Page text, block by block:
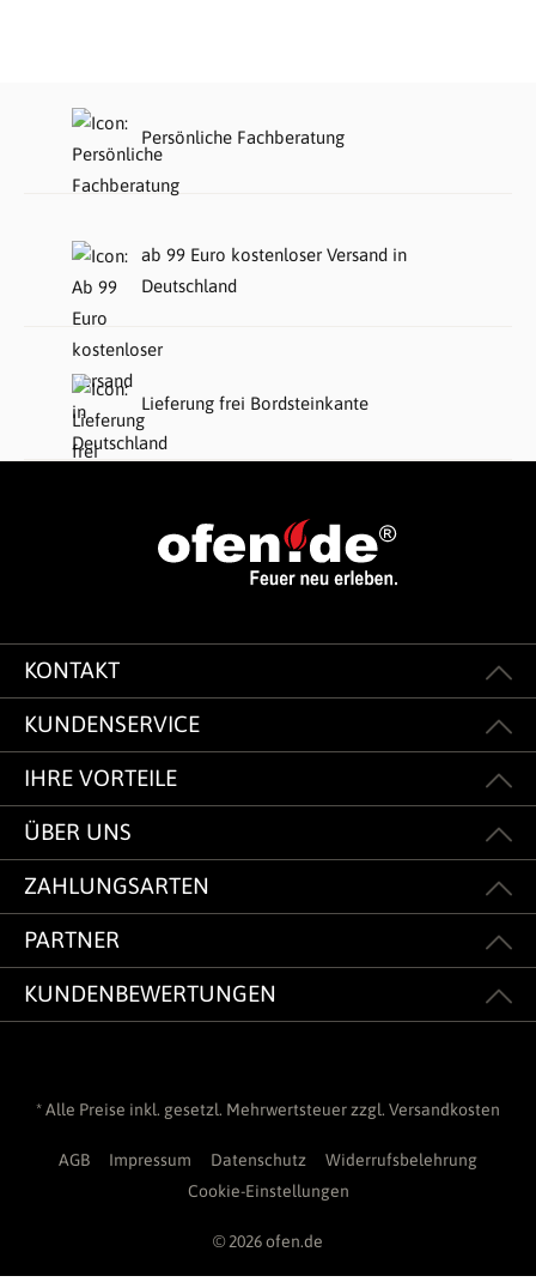
Persönliche Fachberatung
ab 99 Euro kostenloser Versand in
Deutschland
Lieferung frei Bordsteinkante
KONTAKT
KUNDENSERVICE
IHRE VORTEILE
ÜBER UNS
ZAHLUNGSARTEN
PARTNER
KUNDENBEWERTUNGEN
* Alle Preise inkl. gesetzl. Mehrwertsteuer zzgl. Versandkosten
AGB Impressum Datenschutz
Widerrufsbelehrung
Cookie-Einstellungen
© 2026 ofen.de